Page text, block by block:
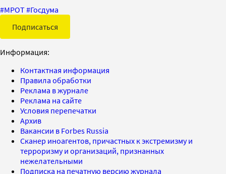
#МРОТ#Госдума
Подписаться
Информация:
Контактная информация
Правила обработки
Реклама в журнале
Реклама на сайте
Условия перепечатки
Архив
Вакансии в Forbes Russia
Сканер иноагентов, причастных к экстремизму и
терроризму и организаций, признанных
нежелательными
Подписка на печатную версию журнала